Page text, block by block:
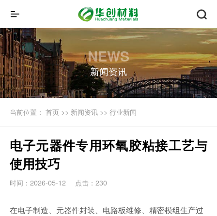
NEWS
新闻资讯
当前位置： 首页>> 新闻资讯>> 行业新闻
电子元器件专用环氧胶粘接工艺与
使用技巧
时间：2026-05-12 点击：230
在电子制造、元器件封装、电路板维修、精密模组生产过